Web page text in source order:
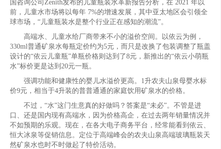
国咨询公司Zenith发布的儿童瓶装水革新报告分析，在 2021 年以
前，儿童水市场将以每年 7%的增速发展，其中亚太地区会引领全
球市场，“儿童瓶装水是整个行业正在感知的潮流”。
高端水、儿童水给厂商带来不小的溢价空间。以依云为例，
330ml普通矿泉水每瓶定价约为5元，而只是改换了包装调整了瓶盖
设计的“依云儿童瓶”单瓶价格则达到了8元，新推出的“依云小萌瓶
水”标价更是达到20元一瓶。
强调功能和健康性的婴儿水溢价更高。1升农夫山泉母婴水标
价9元，相当于4升装的普普通通的家庭饮用矿泉水的价格。
不过，“水”这门生意真的好做吗？答案是“未必”。不管是进
口、还是国内现有高端水，因为价格高企，在过去两年销量情况并
不如预期的乐观。现在，在各大电子商务平台，经常能看到依云、
恒大冰泉等促销信息。定位于高端峰会的农夫山泉高端玻璃瓶装天
然矿泉水也时不时做起了特价活动。